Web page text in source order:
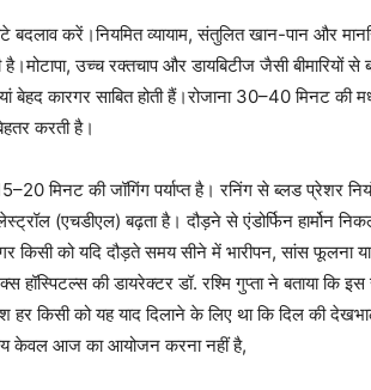
करें।नियमित व्यायाम, संतुलित खान-पान और
उच्च रक्तचाप और डायबिटीज जैसी बीमारियों से
बेहद कारगर साबित होती हैं।रोजाना 30–40 मिनट की
करती है।
मिनट की जॉगिंग पर्याप्त है। रनिंग से ब्लड प्रेशर
(एचडीएल) बढ़ता है। दौड़ने से एंडोर्फिन हार्मोन
को यदि दौड़ते समय सीने में भारीपन, सांस फूलना
हॉस्पिटल्स की डायरेक्टर डॉ. रश्मि गुप्ता ने बताया कि
किसी को यह याद दिलाने के लिए था कि दिल की
केवल आज का आयोजन करना नहीं है,